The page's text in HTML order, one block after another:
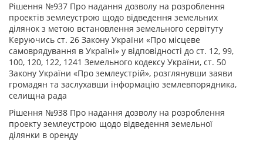
Рішення №937 Про надання дозволу на розроблення
проектів землеустрою щодо відведення земельних
ділянок з метою встановлення земельного сервітуту
Керуючись ст. 26 Закону України «Про місцеве
самоврядування в Україні» у відповідності до ст. 12, 99,
100, 120, 122, 1241 Земельного кодексу України, ст. 50
Закону України «Про землеустрій», розглянувши заяви
громадян та заслухавши інформацію землевпорядника,
селищна рада
Рішення №938 Про надання дозволу на розроблення
проекту землеустрою щодо відведення земельної
ділянки в оренду